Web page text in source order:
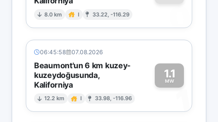
8.0 km I 33.22, -116.29 0
06:45:58 07.08.2026
Beaumont'un 6 km kuzey-
kuzeydoğusunda,
Kaliforniya
12.2 km I 33.98, -116.96
1.1
MW
1